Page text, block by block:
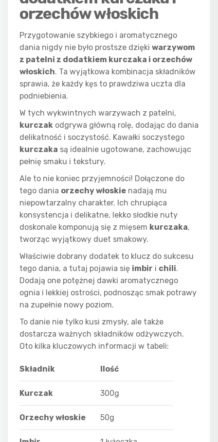
orzechów włoskich
Przygotowanie szybkiego i aromatycznego
dania nigdy nie było prostsze dzięki warzywom
z patelni z dodatkiem kurczaka i orzechów
włoskich. Ta wyjątkowa kombinacja składników
sprawia, że każdy kęs to prawdziwa uczta dla
podniebienia.
W tych wykwintnych warzywach z patelni,
kurczak odgrywa główną rolę, dodając do dania
delikatność i soczystość. Kawałki soczystego
kurczaka są idealnie ugotowane, zachowując
pełnię smaku i tekstury.
Ale to nie koniec przyjemności! Dołączone do
tego dania orzechy włoskie nadają mu
niepowtarzalny charakter. Ich chrupiąca
konsystencja i delikatne, lekko słodkie nuty
doskonale komponują się z mięsem kurczaka,
tworząc wyjątkowy duet smakowy.
Właściwie dobrany dodatek to klucz do sukcesu
tego dania, a tutaj pojawia się imbir i chili.
Dodają one potężnej dawki aromatycznego
ognia i lekkiej ostrości, podnosząc smak potrawy
na zupełnie nowy poziom.
To danie nie tylko kusi zmysły, ale także
dostarcza ważnych składników odżywczych.
Oto kilka kluczowych informacji w tabeli:
Składnik Ilość
Kurczak 300g
Orzechy włoskie 50g